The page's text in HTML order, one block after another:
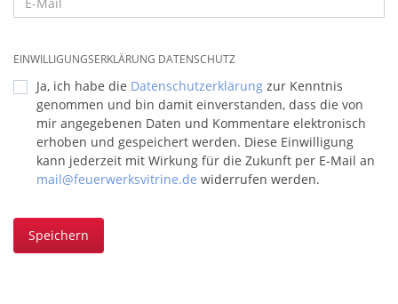
EINWILLIGUNGSERKLÄRUNG DATENSCHUTZ
Ja, ich habe die Datenschutzerklärung zur Kenntnis
genommen und bin damit einverstanden, dass die von
mir angegebenen Daten und Kommentare elektronisch
erhoben und gespeichert werden. Diese Einwilligung
kann jederzeit mit Wirkung für die Zukunft per E-Mail an
mail@feuerwerksvitrine.de widerrufen werden.
Speichern